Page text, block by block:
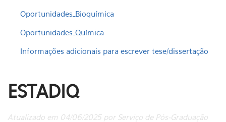
Oportunidades_Bioquímica
Oportunidades_Química
Informações adicionais para escrever tese/dissertação
ESTADIQ
Atualizado em 04/06/2025 por Serviço de Pós-Graduação